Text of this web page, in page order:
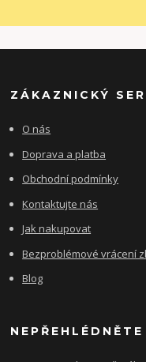
ZÁKAZNICKÝ
O nás
Doprava a platba
Obchodní podmínky
Kontaktujte nás
Jak nakupovat
Bezproblémové vrácení
Blog
NEPŘEHLÉDNĚTE